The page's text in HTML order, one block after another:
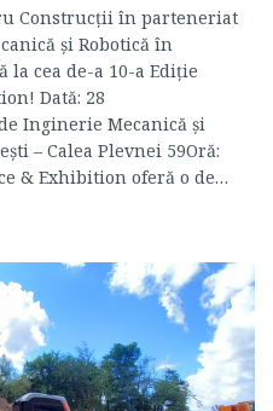
Construcții în parteneriat
și Robotică în
cea de-a 10-a Ediție
Dată: 28
Inginerie Mecanică și
– Calea Plevnei 59Oră:
& Exhibition oferă o de…